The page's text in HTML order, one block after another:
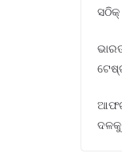
ସଠିକ୍
ଦଳକୁ